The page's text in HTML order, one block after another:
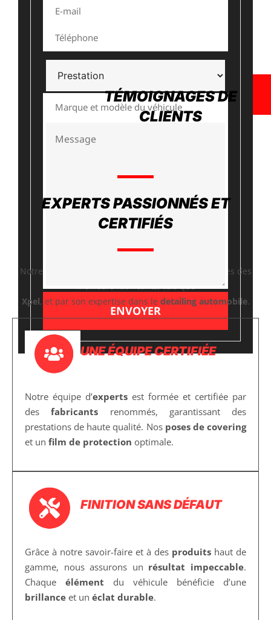
TÉMOIGNAGES DE
CLIENTS
EXPERTS PASSIONNÉS ET
CERTIFIÉS
Notre équipe se distingue par sa certification auprès des
meilleurs fabricants, tels que
Xpel, et par son expertise dans le detailing automobile.
UNE ÉQUIPE CERTIFIÉE
Notre équipe d’experts est formée et certifiée par
desfabricants renommés, garantissant des
prestations de haute qualité. Nos poses de covering
et un film de protection optimale.
FINITION SANS DÉFAUT
Grâce à notre savoir-faire et à des produits haut de
gamme, nous assurons un résultat impeccable.
Chaque élément du véhicule bénéficie d’une
brillance et un éclat durable.